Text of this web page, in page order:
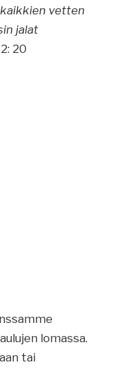
vetten
jalat
20
lomassa.
tai